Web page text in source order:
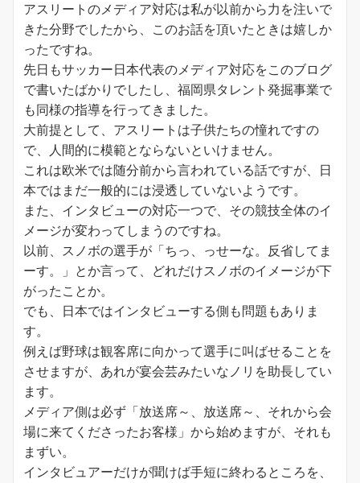
アスリートのメディア対応は私が以前から力を注いで
きた分野でしたから、このお話を頂いたときは嬉しか
ったですね。
先日もサッカー日本代表のメディア対応をこのブログ
で書いたばかりでしたし、福岡県タレント発掘事業で
も同様の指導を行ってきました。
大前提として、アスリートは子供たちの憧れですの
で、人間的に模範とならないといけません。
これは欧米では随分前から言われている話ですが、日
本ではまだ一般的には浸透していないようです。
また、インタビューの対応一つで、その競技全体のイ
メージが変わってしまうのですね。
以前、スノボの選手が「ちっ、っせーな。反省してま
ーす。」とか言って、どれだけスノボのイメージが下
がったことか。
でも、日本ではインタビューする側も問題もありま
す。
例えば野球は観客席に向かって選手に叫ばせることを
させますが、あれが宴会芸みたいなノリを助長してい
ます。
メディア側は必ず「放送席～、放送席～、それから会
場に来てくださったお客様」から始めますが、それも
まずい。
インタビュアーだけが聞けば手短に終わるところを、